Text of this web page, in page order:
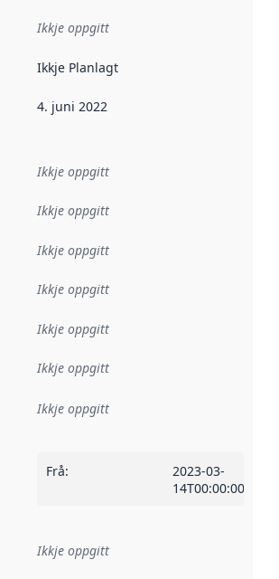
Ikkje oppgitt
:
Ikkje Planlagt
Denne datoen seier når dataa i dette
4. juni 2022
Ikkje oppgitt
Ikkje oppgitt
Ikkje oppgitt
Ikkje oppgitt
Ikkje oppgitt
Ikkje oppgitt
Ikkje oppgitt
Frå:
2023-03-
14T00:00:00Z
Referanse til ei implementeringsregel eller
Ikkje oppgitt